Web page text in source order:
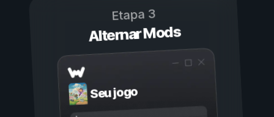
Etapa 3
Alternar Mods
Seu jogo